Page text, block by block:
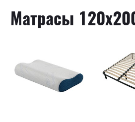
Матрасы